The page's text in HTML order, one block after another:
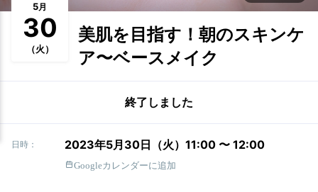
5月
30
（火）
美肌を目指す！朝のスキンケ
ア〜ベースメイク
終了しました
日時： 2023年5月30日（火）11:00 〜 12:00
Googleカレンダーに追加